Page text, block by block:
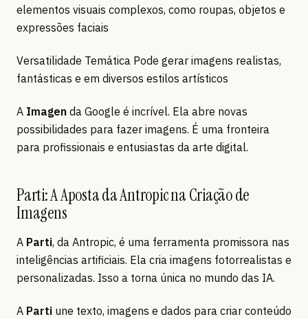
elementos visuais complexos, como roupas, objetos e
expressões faciais
Versatilidade Temática Pode gerar imagens realistas,
fantásticas e em diversos estilos artísticos
A Imagen da Google é incrível. Ela abre novas
possibilidades para fazer imagens. É uma fronteira
para profissionais e entusiastas da arte digital.
Parti: A Aposta da Antropic na Criação de
Imagens
A Parti, da Antropic, é uma ferramenta promissora nas
inteligências artificiais. Ela cria imagens fotorrealistas e
personalizadas. Isso a torna única no mundo das IA.
A Parti une texto, imagens e dados para criar conteúdo